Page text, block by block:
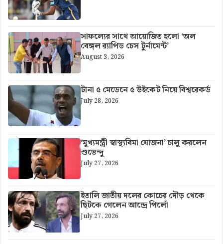
সাফল্যের সাথে আয়োজিত হলো ‘অল
বেঙ্গল র‍্যাপিড চেস টুর্নামেন্ট’
August 3, 2026
টানা ৫ মেডেনে ৫ উইকেট নিয়ে বিশ্বরেকর্ড
July 28, 2026
‘মুখ্যমন্ত্রী স্বাস্থ্যবিমা যোজনা’ চালু করলেন
শুভেন্দু
July 27, 2026
ইতালি জাতীয় দলের কোচের দৌড় থেকে
ছিটকে গেলেন আন্দ্রে পির্লো
July 27, 2026